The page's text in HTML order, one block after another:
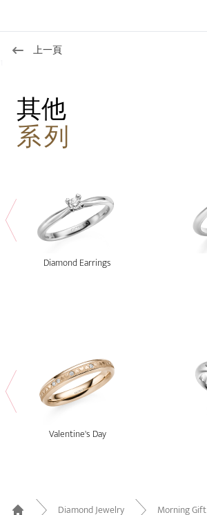
上一頁
其他
系列
Diamond Earrings
Valentine's Day
Diamond Jewelry Morning Gift